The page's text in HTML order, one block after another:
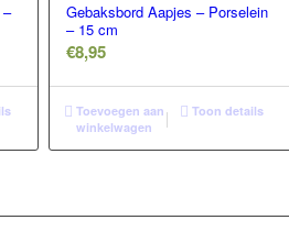
Gebaksbord Aapjes – Porselein
– 15 cm
€8,95
Toevoegen aan
winkelwagen
Toon details